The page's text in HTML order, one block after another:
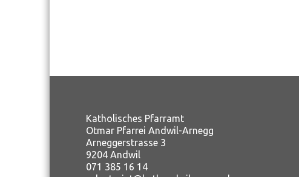
Katholisches Pfarramt
Otmar Pfarrei Andwil-Arnegg
Arneggerstrasse 3
9204 Andwil
071 385 16 14